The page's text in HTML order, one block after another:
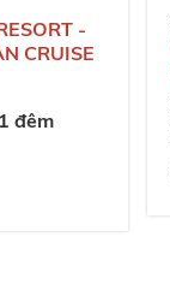
-
CRUISE
đêm